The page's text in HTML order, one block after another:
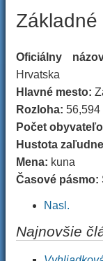
Základné
Oficiálny
Hrvatska
Hlavné mesto:
Rozloha: 56,594
Počet
Hustota
Mena: kuna
Časové pásmo:
Nasl.
Najnovšie